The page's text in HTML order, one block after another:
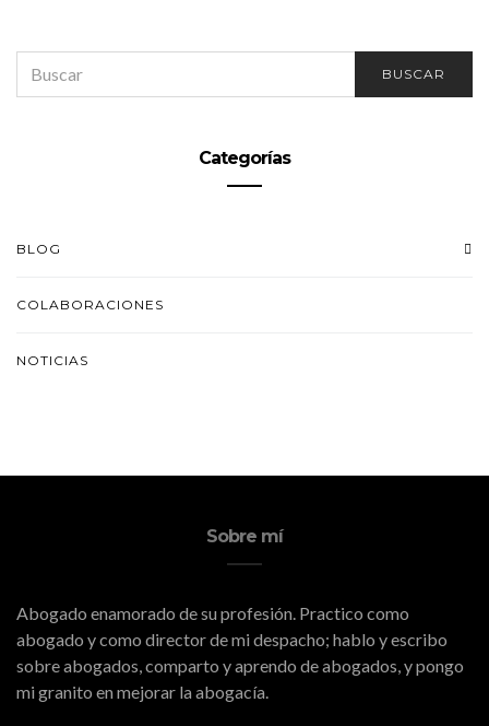
FOR:
BUSCAR
Categorías
BLOG
COLABORACIONES
NOTICIAS
Sobre mí
Abogado enamorado de su profesión. Practico como
abogado y como director de mi despacho; hablo y escribo
sobre abogados, comparto y aprendo de abogados, y pongo
mi granito en mejorar la abogacía.